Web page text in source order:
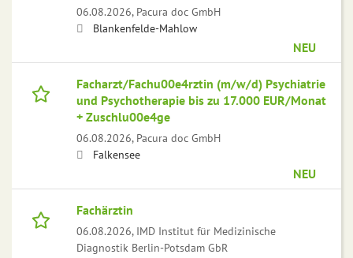
06.08.2026, Pacura doc GmbH
Blankenfelde-Mahlow
NEU
Facharzt/Fachu00e4rztin (m/w/d) Psychiatrie
und Psychotherapie bis zu 17.000 EUR/Monat
+ Zuschlu00e4ge
06.08.2026, Pacura doc GmbH
Falkensee
NEU
Fachärztin
06.08.2026, IMD Institut für Medizinische
Diagnostik Berlin-Potsdam GbR